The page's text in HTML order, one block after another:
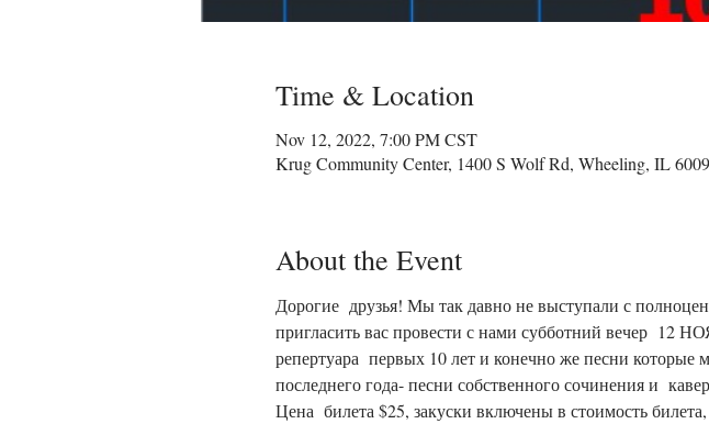
Time & Location
Nov 12, 2022, 7:00 PM CST
Krug Community Center, 1400 S Wolf Rd, Wheeling, IL
About the Event
Дорогие  друзья! Мы так давно не выступали с
пригласить вас провести с нами субботний вечер
репертуара  первых 10 лет и конечно же песни
последнего года- песни собственного сочинения и
Цена  билета $25, закуски включены в стоимость